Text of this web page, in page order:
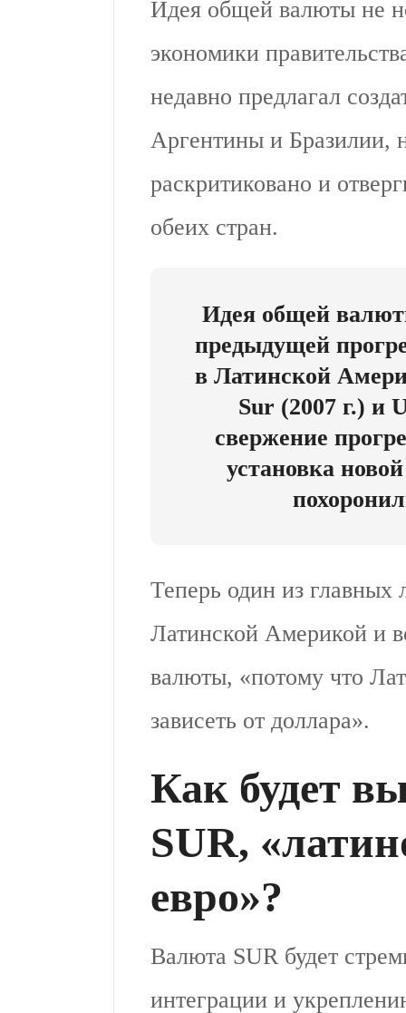
Идея общей валюты не
экономики
недавно предлагал
Аргентины и Бразилии,
раскритиковано и
обеих стран.
Идея общей
предыдущей
в Латинской
Sur (2007 г.) и
свержение
установка
Теперь один из главных
Латинской Америкой и
валюты, «потому что
зависеть от доллара».
Как будет
SUR,
евро»?
Валюта SUR будет
интеграции и